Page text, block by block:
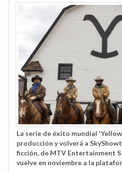
La serie de éxito mundial
producción y volverá a
ficción, de MTV Entertainment
vuelve en noviembre a la